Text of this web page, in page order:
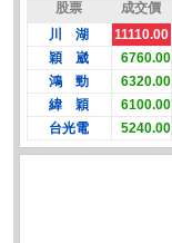
股東會紀念品
股票 成交價
川 湖
11110.00
穎 崴
6760.00
鴻 勁
6320.00
緯 穎
6100.00
台光電
5240.00